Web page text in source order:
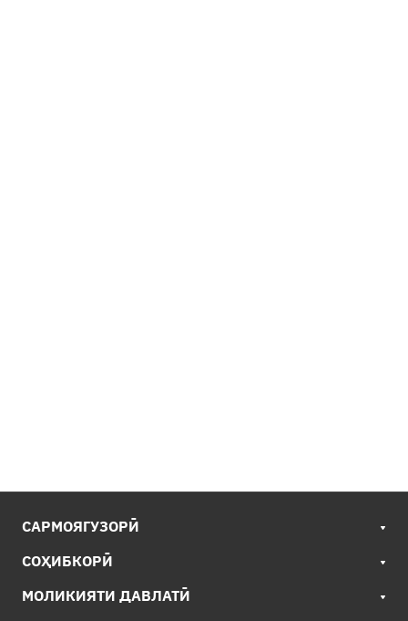
САРМОЯГУЗОРӢ
СОҲИБКОРӢ
МОЛИКИЯТИ ДАВЛАТӢ